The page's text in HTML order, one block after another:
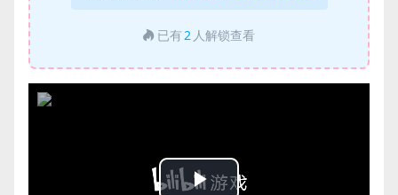
已有2 人解锁查看